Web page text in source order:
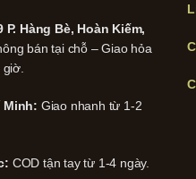
Hàng Bè, Hoàn Kiếm,
bán tại chỗ – Giao hỏa
Minh: Giao nhanh từ 1-2
COD tận tay từ 1-4 ngày.